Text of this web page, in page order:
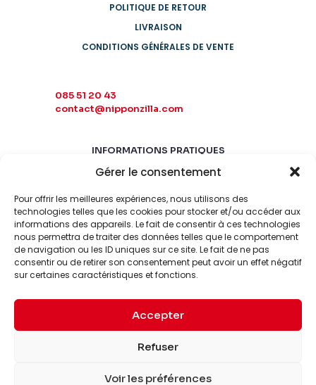
Gérer le consentement
Pour offrir les meilleures expériences, nous utilisons des
technologies telles que les cookies pour stocker et/ou accéder aux
informations des appareils. Le fait de consentir à ces technologies
nous permettra de traiter des données telles que le comportement
de navigation ou les ID uniques sur ce site. Le fait de ne pas
consentir ou de retirer son consentement peut avoir un effet négatif
sur certaines caractéristiques et fonctions.
Accepter
Refuser
Voir les préférences
POLITIQUE DE RETOUR
LIVRAISON
CONDITIONS GÉNÉRALES DE VENTE
085 51 20 43
contact@nipponzilla.com
INFORMATIONS PRATIQUES
MARDI-SAMEDI
LUNDI-DIMANCHE
FERMÉ
© 2026 Nipponzilla. Tous
Mentions